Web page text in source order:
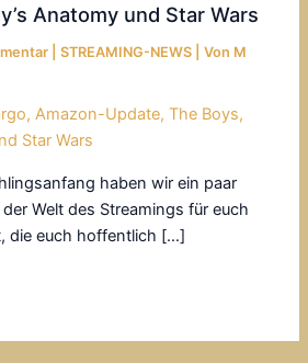
Anatomy und Star Wars
|STREAMING-NEWS | Von M
haben wir ein paar
Welt des Streamings für euch
die euch hoffentlich […]